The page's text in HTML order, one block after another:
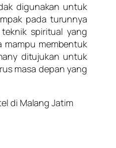
digunakan untuk
pada turunnya
spiritual yang
membentuk
ditujukan untuk
masa depan yang
di Malang Jatim